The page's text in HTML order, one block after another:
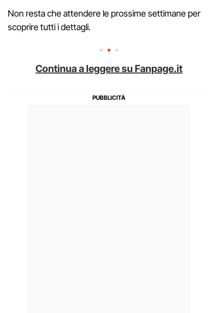
Non resta che attendere le prossime settimane per
scoprire tutti i dettagli.
Continua a leggere su Fanpage.it